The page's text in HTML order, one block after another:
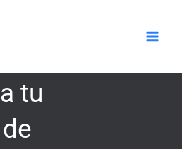
tu